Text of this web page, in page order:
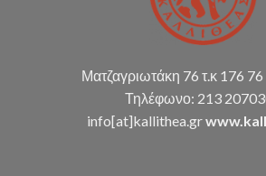
Ματζαγριωτάκη 76 τ.κ 176
Τηλέφωνο: 213
info[at]kallithea.gr